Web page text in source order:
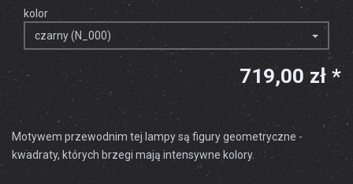
kolor
czarny (N_000)
719,00 zł *
Motywem przewodnim tej lampy są figury geometryczne -
kwadraty, których brzegi mają intensywne kolory.